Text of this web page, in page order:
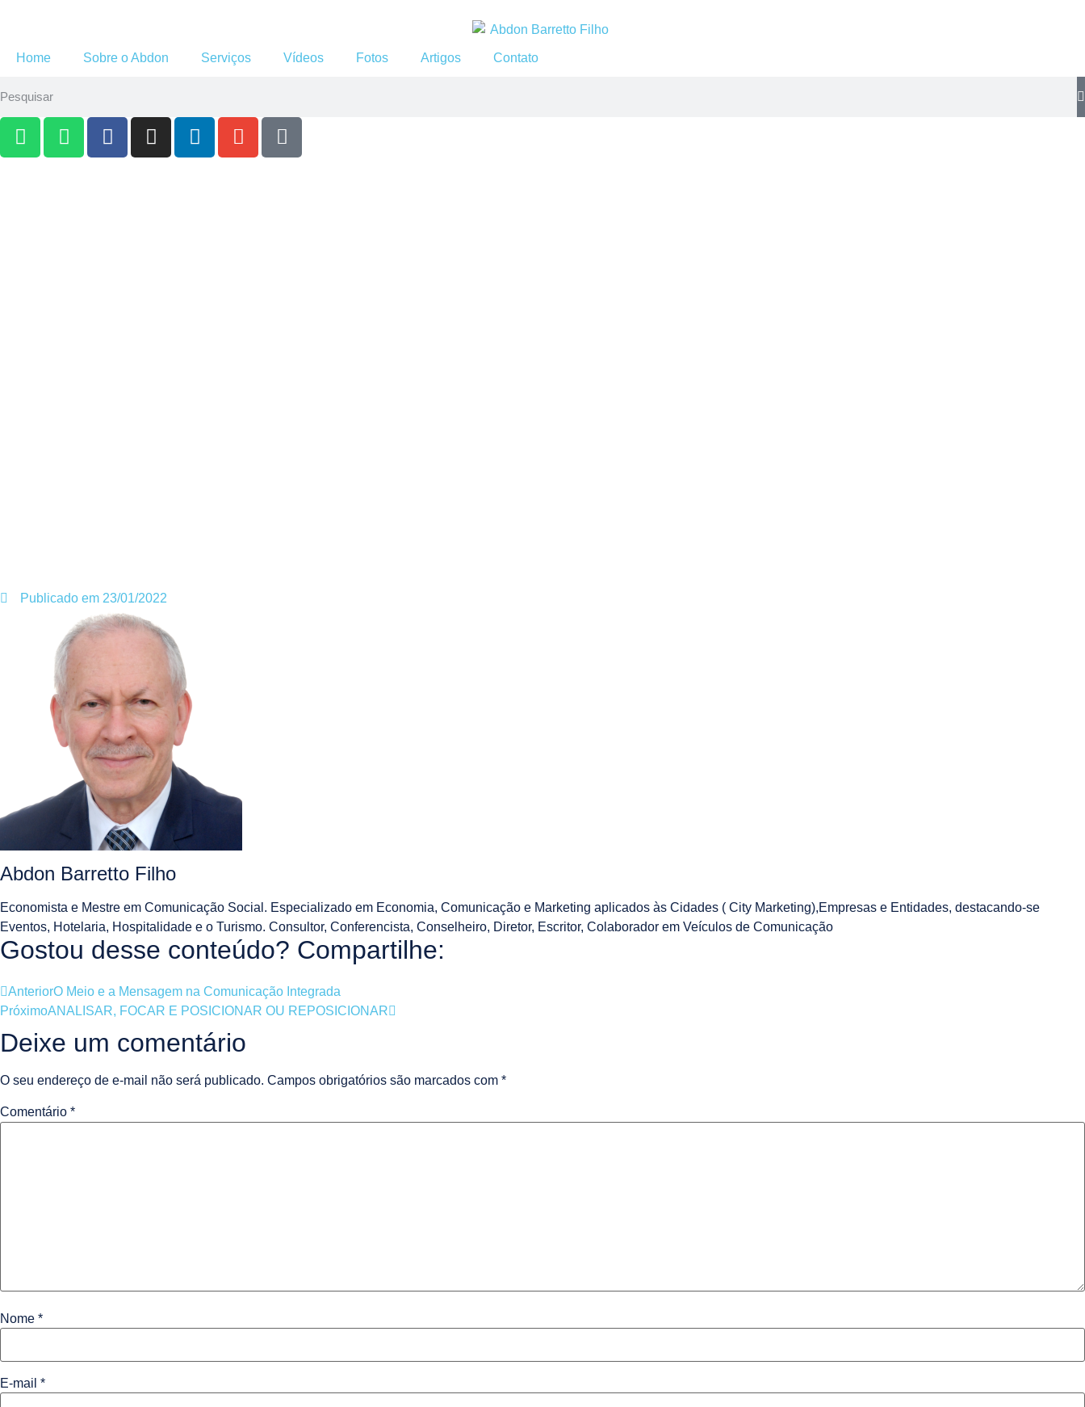
Home Sobre o Abdon Serviços Vídeos Fotos Artigos Contato
Publicado em 23/01/2022
Abdon Barretto Filho
Economista e Mestre em Comunicação Social. Especializado em Economia, Comunicação e Marketing aplicados às Cidades ( City Marketing),Empresas e Entidades, destacando-se
Eventos, Hotelaria, Hospitalidade e o Turismo. Consultor, Conferencista, Conselheiro, Diretor, Escritor, Colaborador em Veículos de Comunicação
Gostou desse conteúdo? Compartilhe:
AnteriorO Meio e a Mensagem na Comunicação Integrada
PróximoANALISAR, FOCAR E POSICIONAR OU REPOSICIONAR
Deixe um comentário
O seu endereço de e-mail não será publicado. Campos obrigatórios são marcados com *
Comentário *
Nome *
E-mail *